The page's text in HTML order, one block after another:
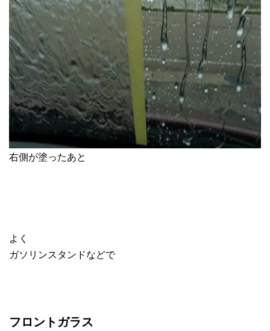
右側が塗ったあと
よく
ガソリンスタンドなどで
フロントガラス